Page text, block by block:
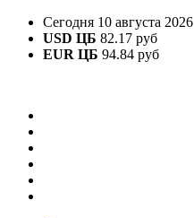
Сегодня 10 августа 2026
USD ЦБ 82.17 руб
EUR ЦБ 94.84 руб